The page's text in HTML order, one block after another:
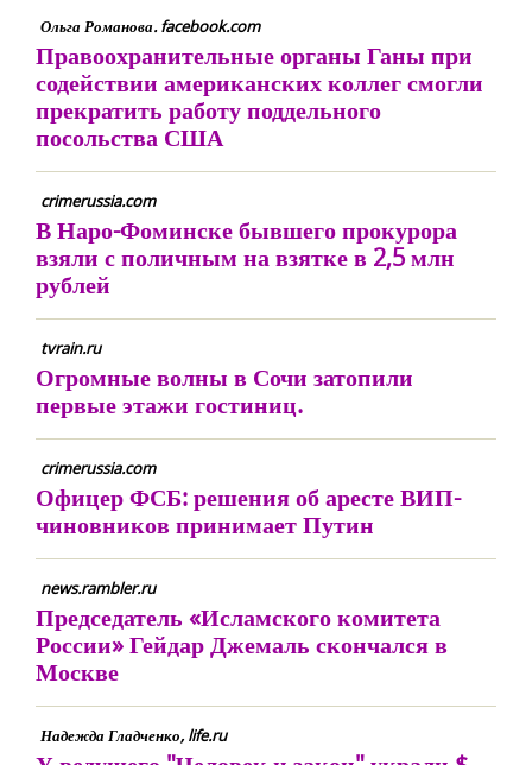
Ольга Романова. facebook.com
Правоохранительные органы Ганы при
содействии американских коллег смогли
прекратить работу поддельного
посольства США
crimerussia.com
В Наро-Фоминске бывшего прокурора
взяли с поличным на взятке в 2,5 млн
рублей
tvrain.ru
Огромные волны в Сочи затопили
первые этажи гостиниц.
crimerussia.com
Офицер ФСБ: решения об аресте ВИП-
чиновников принимает Путин
news.rambler.ru
Председатель «Исламского комитета
России» Гейдар Джемаль скончался в
Москве
Надежда Гладченко, life.ru